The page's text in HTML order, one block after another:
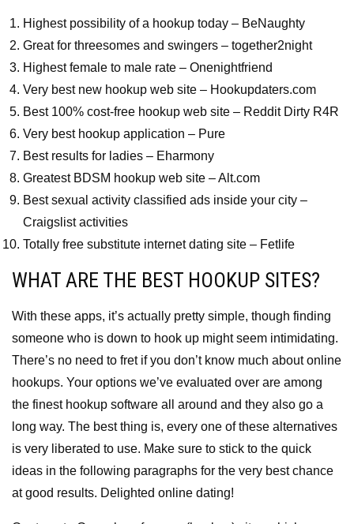
Highest possibility of a hookup today – BeNaughty
Great for threesomes and swingers – together2night
Highest female to male rate – Onenightfriend
Very best new hookup web site – Hookupdaters.com
Best 100% cost-free hookup web site – Reddit Dirty R4R
Very best hookup application – Pure
Best results for ladies – Eharmony
Greatest BDSM hookup web site – Alt.com
Best sexual activity classified ads inside your city –
Craigslist activities
Totally free substitute internet dating site – Fetlife
WHAT ARE THE BEST HOOKUP SITES?
With these apps, it’s actually pretty simple, though finding
someone who is down to hook up might seem intimidating.
There’s no need to fret if you don’t know much about online
hookups. Your options we’ve evaluated over are among
the finest hookup software all around and they also go a
long way. The best thing is, every one of these alternatives
is very liberated to use. Make sure to stick to the quick
ideas in the following paragraphs for the very best chance
at good results. Delighted online dating!